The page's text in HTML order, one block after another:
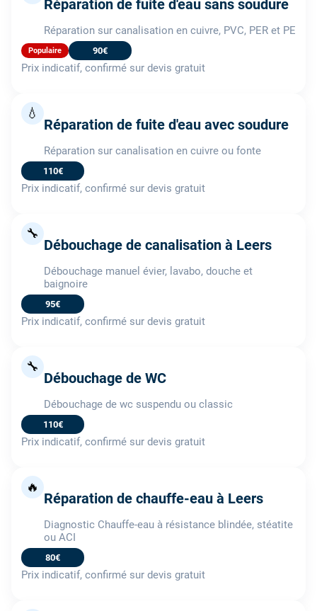
Réparation de fuite d'eau sans soudure
Réparation sur canalisation en cuivre, PVC, PER et PE
Populaire 90€
Prix indicatif, confirmé sur devis gratuit
💧
Réparation de fuite d'eau avec soudure
Réparation sur canalisation en cuivre ou fonte
110€
Prix indicatif, confirmé sur devis gratuit
🔧
Débouchage de canalisation à Leers
Débouchage manuel évier, lavabo, douche et
baignoire
95€
Prix indicatif, confirmé sur devis gratuit
🔧
Débouchage de WC
Débouchage de wc suspendu ou classic
110€
Prix indicatif, confirmé sur devis gratuit
🔥
Réparation de chauffe-eau à Leers
Diagnostic Chauffe-eau à résistance blindée, stéatite
ou ACI
80€
Prix indicatif, confirmé sur devis gratuit